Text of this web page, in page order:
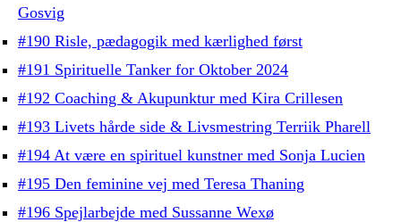
Gosvig
#190 Risle, pædagogik med kærlighed først
#191 Spirituelle Tanker for Oktober 2024
#192 Coaching & Akupunktur med Kira Crillesen
#193 Livets hårde side & Livsmestring Terriik Pharell
#194 At være en spirituel kunstner med Sonja Lucien
#195 Den feminine vej med Teresa Thaning
#196 Spejlarbejde med Sussanne Wexø